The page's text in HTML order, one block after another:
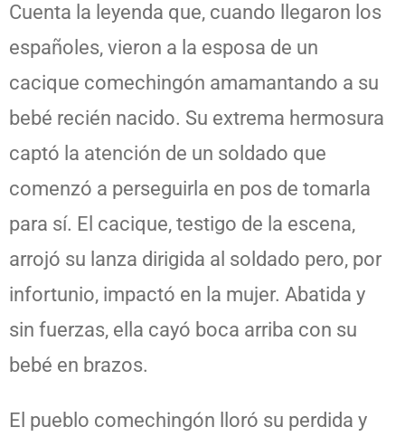
Cuenta la leyenda que, cuando llegaron los
españoles, vieron a la esposa de un
cacique comechingón amamantando a su
bebé recién nacido. Su extrema hermosura
captó la atención de un soldado que
comenzó a perseguirla en pos de tomarla
para sí. El cacique, testigo de la escena,
arrojó su lanza dirigida al soldado pero, por
infortunio, impactó en la mujer. Abatida y
sin fuerzas, ella cayó boca arriba con su
bebé en brazos.
El pueblo comechingón lloró su perdida y